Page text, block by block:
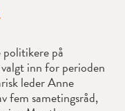
politikere på
inn for perioden
leder Anne
fem sametingsråd,